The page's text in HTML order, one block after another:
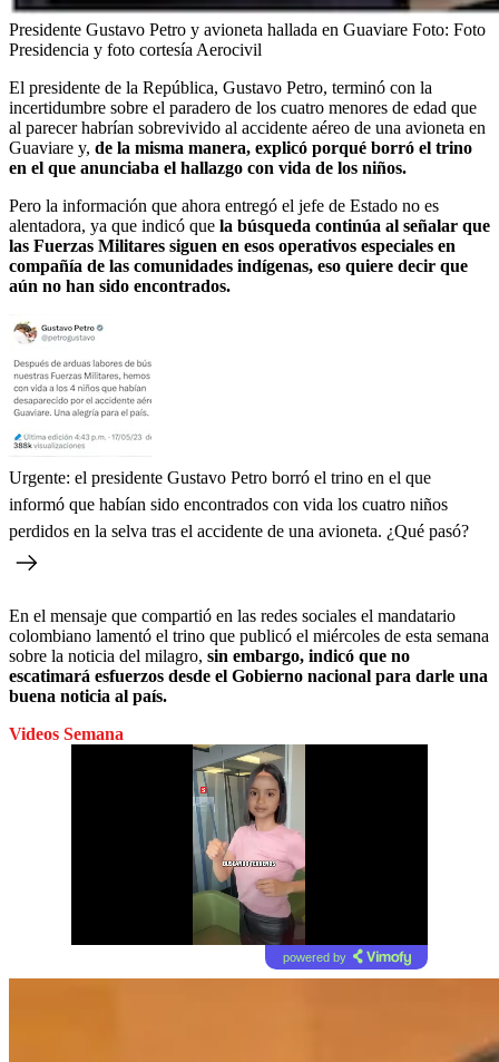
Presidente Gustavo Petro y avioneta hallada en Guaviare Foto: Foto
Presidencia y foto cortesía Aerocivil
El presidente de la República, Gustavo Petro, terminó con la
incertidumbre sobre el paradero de los cuatro menores de edad que
al parecer habrían sobrevivido al accidente aéreo de una avioneta en
Guaviare y, de la misma manera, explicó porqué borró el trino
en el que anunciaba el hallazgo con vida de los niños.
Pero la información que ahora entregó el jefe de Estado no es
alentadora, ya que indicó que la búsqueda continúa al señalar que
las Fuerzas Militares siguen en esos operativos especiales en
compañía de las comunidades indígenas, eso quiere decir que
aún no han sido encontrados.
Urgente: el presidente Gustavo Petro borró el trino en el que
informó que habían sido encontrados con vida los cuatro niños
perdidos en la selva tras el accidente de una avioneta. ¿Qué pasó?
En el mensaje que compartió en las redes sociales el mandatario
colombiano lamentó el trino que publicó el miércoles de esta semana
sobre la noticia del milagro, sin embargo, indicó que no
escatimará esfuerzos desde el Gobierno nacional para darle una
buena noticia al país.
Videos Semana
powered by